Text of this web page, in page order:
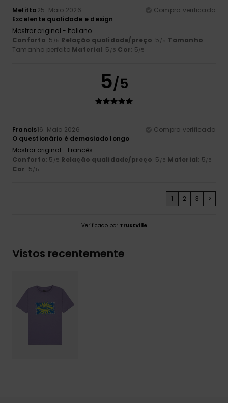
Melitta25. Maio 2026
Compra verificada
Excelente qualidade e design
Mostrar original - Italiano
Conforto: 5 /5 Relação qualidade/preço: 5 /5 Tamanho:
Tamanho perfeito Material: 5 /5 Cor: 5/5
5/5
Francis16. Maio 2026
Compra verificada
O questionário é demasiado longo
Mostrar original - Francês
Conforto: 5 /5 Relação qualidade/preço: 5 /5 Material: 5/5
Cor: 5/5
1 2 3 >
Verificado por TrustVille
Vistos recentemente